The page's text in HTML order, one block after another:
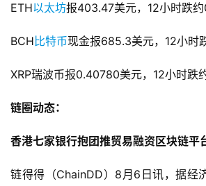
ETH以太坊报403.47美元，12小时跌约
BCH 比特币现金报685.3美元，12小时跌
XRP瑞波币报0.40780美元，12小时跌
链圈动态：
香港七家银行抱团推贸易融资区块链平
链得得（ChainDD）8月6日讯，据经